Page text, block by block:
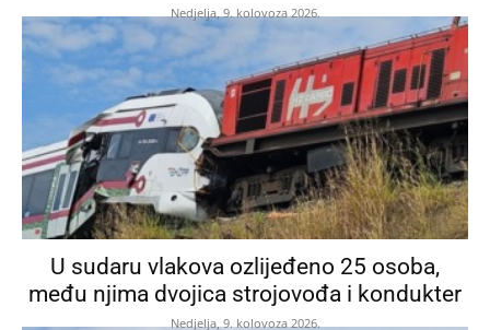
Nedjelja, 9. kolovoza 2026.
U sudaru vlakova ozlijeđeno 25 osoba,
među njima dvojica strojovođa i kondukter
Nedjelja, 9. kolovoza 2026.